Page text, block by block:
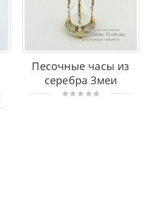
Песочные часы из
серебра Змеи